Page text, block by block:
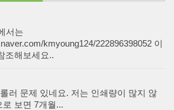
서는
kmyoung124/222896398052 이
조해보세요..
러 문제 있네요. 저는 인쇄량이 많지 않
로 보면 7개월...